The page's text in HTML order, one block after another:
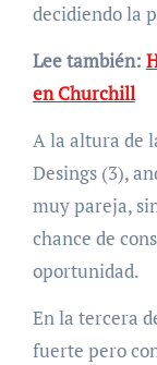
decidiendo la
Lee también:
en Churchill
A la altura de
Desings (3),
muy pareja,
chance de
oportunidad.
En la tercera
fuerte pero